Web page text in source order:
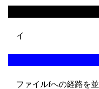
イ
ファイルfへの経路を並